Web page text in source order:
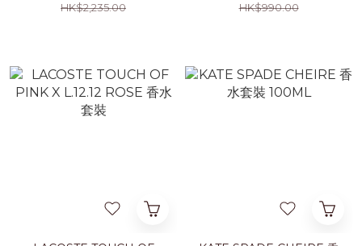
HK$2,235.00 HK$990.00